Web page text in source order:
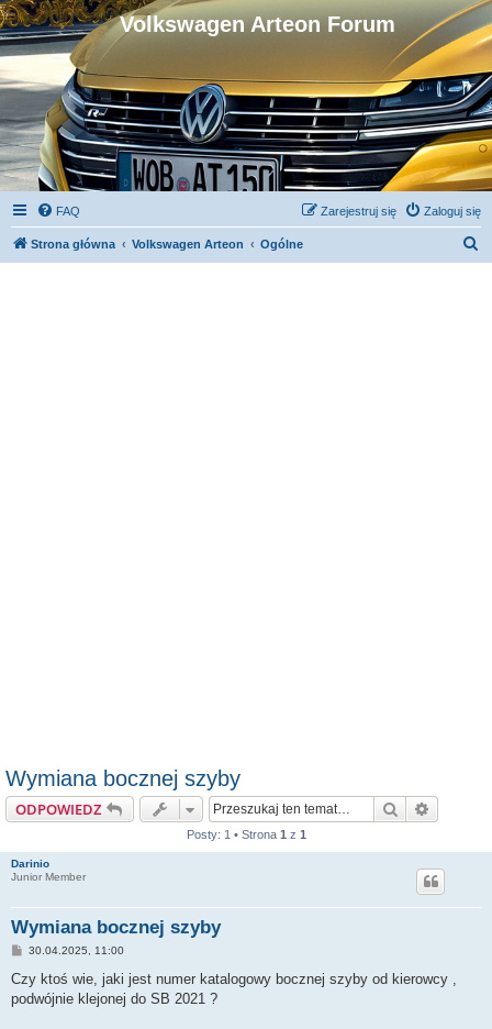
Volkswagen Arteon Forum
FAQ Zaloguj się
Zarejestruj się
Strona główna Volkswagen Arteon Ogólne
Wymiana bocznej szyby
ODPOWIEDZ Szukaj
Posty: 1 • Strona 1 z 1
Darinio
Junior Member
Wymiana bocznej szyby
P
s
30.04.2025, 11:00
Czy ktoś wie, jaki jest numer katalogowy bocznej szyby od kierowcy ,
podwójnie klejonej do SB 2021 ?